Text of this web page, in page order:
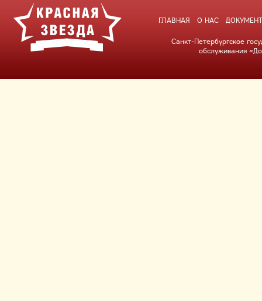
ГЛАВНАЯ О НАС
Санкт-Петербургское
обслуживания